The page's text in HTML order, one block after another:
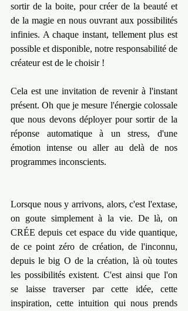
sortir de la boite, pour créer de la beauté et
de la magie en nous ouvrant aux possibilités
infinies. A chaque instant, tellement plus est
possible et disponible, notre responsabilité de
créateur est de le choisir !
Cela est une invitation de revenir à l'instant
présent. Oh que je mesure l'énergie colossale
que nous devons déployer pour sortir de la
réponse automatique à un stress, d'une
émotion intense ou aller au delà de nos
programmes inconscients.
Lorsque nous y arrivons, alors, c'est l'extase,
on goute simplement à la vie. De là, on
CRÉE depuis cet espace du vide quantique,
de ce point zéro de création, de l'inconnu,
depuis le big O de la création, là où toutes
les possibilités existent. C'est ainsi que l'on
se laisse traverser par cette idée, cette
inspiration, cette intuition qui nous prends